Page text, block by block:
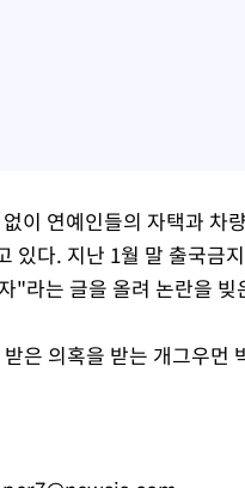
이 연예인들의 자택과 차
있다. 지난 1월 말 출국금
"라는 글을 올려 논란을 빚
은 의혹을 받는 개그우먼